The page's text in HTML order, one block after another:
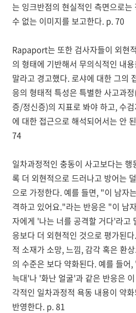
는 잉크반점의 현실적인 측면으로는
수 없는 이미지를 보고한다. p. 70
Rapaport는 또한 검사자들이 외현
의 형태에 기반해서 무의식적인 내
말라고 경고했다. 로샤에 대한 그의
응의 형태적 특성은 특별한 사고과
증/정신증)의 지표로 봐야 하고, 수
에 대한 접근으로 해석되어서는 안
74
일차과정적인 충동이 사고보다는
록 더 외현적으로 드러나고 방어는
으로 가정한다. 예를 들면, "이 남자
격하고 있어요."라는 반응은 "이 남
자에게 '나는 너를 공격할 거다'라고
응보다 더 외현적인 것으로 평가된
적 소재가 소망, 느낌, 감각 혹은 환
의 수준은 보다 약화된다. 예를 들어,
늑대'나 '화난 얼굴'과 같은 반응은
각적인 일차과정적 욕동 내용이 약
반영한다. p. 81